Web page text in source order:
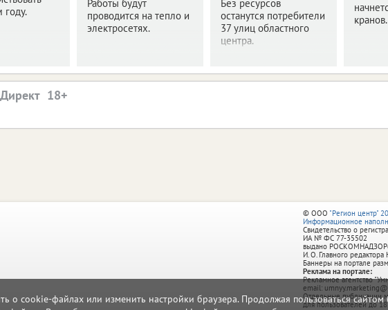
о cookie-файлах или изменить настройки браузера. Продолжая пользоваться сайтом
году.
Работы будут
проводится на тепло и
электросетях.
Без ресурсов
останутся потребители
37 улиц областного
центра.
кранов.
© ООО "Регион центр"
Информационное
Свидетельство о
ИА № ФС 77‑35502
выдано
И. О. Главного редактора
Баннеры на портале
Реклама на портале:
Рекламное агентство
email:
Отдельные публикации
для пользователей до 18